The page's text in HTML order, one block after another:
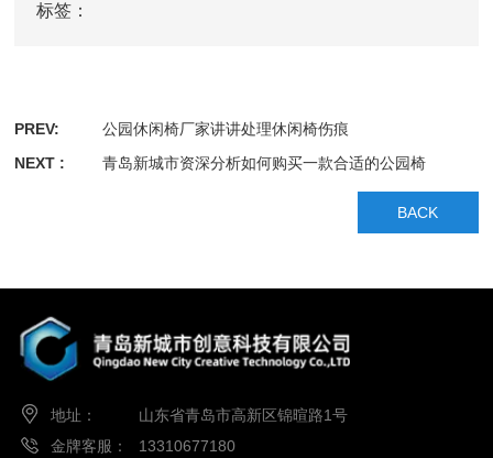
标签：
PREV:
公园休闲椅厂家讲讲处理休闲椅伤痕
NEXT :
青岛新城市资深分析如何购买一款合适的公园椅
BACK
地址：
山东省青岛市高新区锦暄路1号
金牌客服：
13310677180